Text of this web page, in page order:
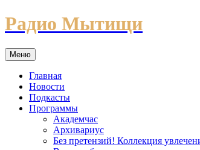
Перейти
к
Радио Мытищи
Меню
Главная
Новости
Подкасты
Программы
Академчас
Архивариус
Без претензий! Коллекция